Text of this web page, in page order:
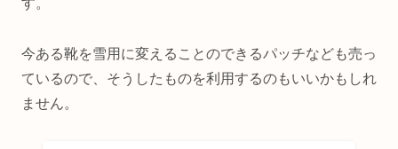
今ある靴を雪用に変えることのできるパッチなども売っ
ているので、そうしたものを利用するのもいいかもしれ
ません。